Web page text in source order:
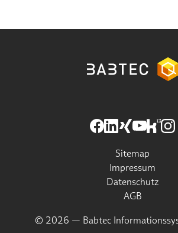
Sitemap
Impressum
Datenschutz
AGB
© 2026 — Babtec